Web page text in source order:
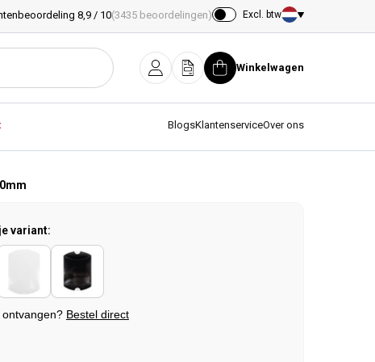
8,9 / 10(3435 beoordelingen) Excl. btw
Land/regio
InloggenOfferteWinkelwagen
Winkelwagen
BlogsKlantenserviceOver ons
variant:
Bestel direct